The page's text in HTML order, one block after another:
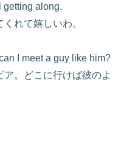
getting along.
れて嬉しいわ。
I meet a guy like him?
。どこに行けば彼のよ